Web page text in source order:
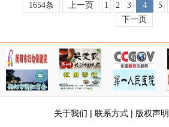
1654条 上一页 1 2 3 4 5
下一页
关于我们 | 联系方式 | 版权声明